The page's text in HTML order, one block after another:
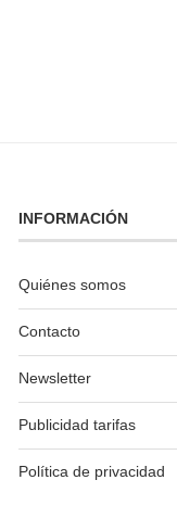
INFORMACIÓN
Quiénes somos
Contacto
Newsletter
Publicidad tarifas
Política de privacidad